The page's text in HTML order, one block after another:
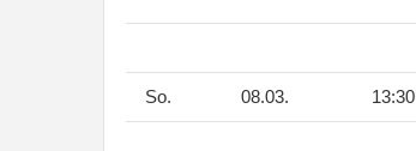
So. 08.03. 13:30